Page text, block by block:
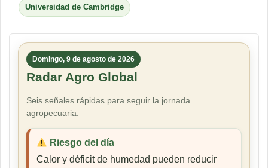
Universidad de Cambridge
Domingo, 9 de agosto de 2026
Radar Agro Global
Seis señales rápidas para seguir la jornada
agropecuaria.
Riesgo del día
Calor y déficit de humedad pueden reducir